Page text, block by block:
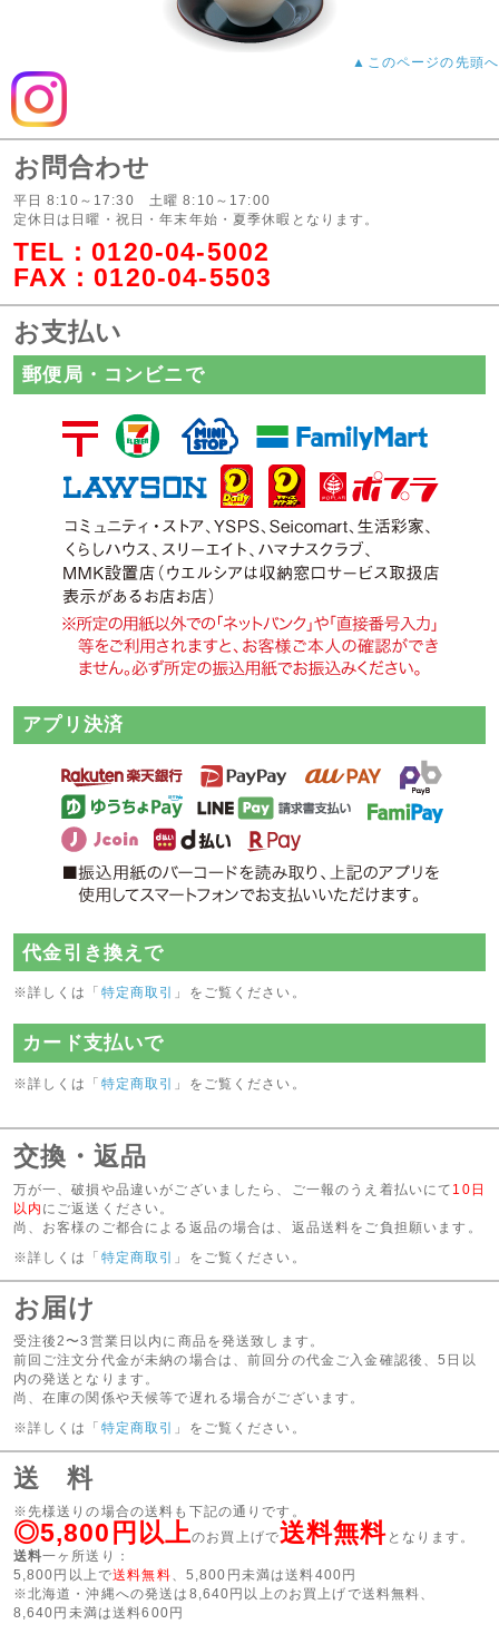
▲このページの先頭へ
お問合わせ
平日 8:10～17:30 土曜 8:10～17:00
定休日は日曜・祝日・年末年始・夏季休暇となります。
TEL： 0120-04-5002
FAX：0120-04-5503
お支払い
郵便局・コンビニで
アプリ決済
代金引き換えで
※詳しくは「 特定商取引 」をご覧ください。
カード支払いで
※詳しくは「 特定商取引 」をご覧ください。
交換・返品
万が一、破損や品違いがございましたら、ご一報のうえ着払いにて 10日
以内 にご返送ください。
尚、お客様のご都合による返品の場合は、返品送料をご負担願います。
※詳しくは「 特定商取引 」をご覧ください。
お届け
受注後2〜3営業日以内に商品を発送致します。
前回ご注文分代金が未納の場合は、前回分の代金ご入金確認後、5日以
内の発送となります。
尚、在庫の関係や天候等で遅れる場合がございます。
※詳しくは「 特定商取引 」をご覧ください。
送 料
※先様送りの場合の送料も下記の通りです。
◎5,800円以上のお買上げで送料無料 となります。
送料一ヶ所送り：
5,800円以上で送料無料 、5,800円未満は送料400円
※北海道・沖縄への発送は8,640円以上のお買上げで送料無料、
8,640円未満は送料600円